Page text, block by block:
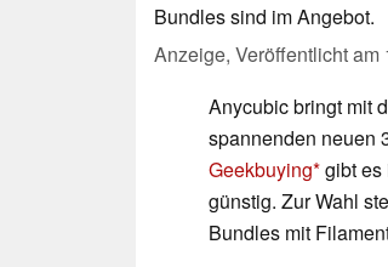
Bundles sind im Angebot.
Anzeige, Veröffentlicht am
Anycubic bringt mit
spannenden neuen
Geekbuying gibt es
günstig. Zur Wahl
Bundles mit